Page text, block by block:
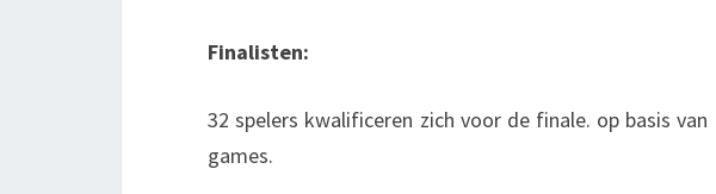
Finalisten:
32 spelers kwalificeren zich voor de finale. op basis
games.